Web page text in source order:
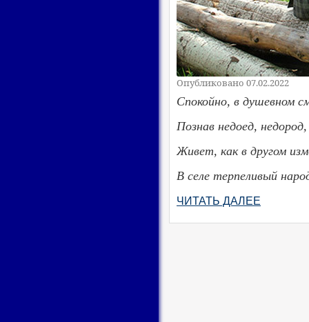
Опубликовано 07.02.2022
Спокойно, в душевном
Познав недоед, недород,
Живет, как в другом
В селе терпеливый
ЧИТАТЬ ДАЛЕЕ